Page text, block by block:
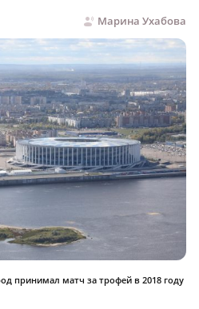
Марина Ухабова
принимал матч за трофей в 2018 году